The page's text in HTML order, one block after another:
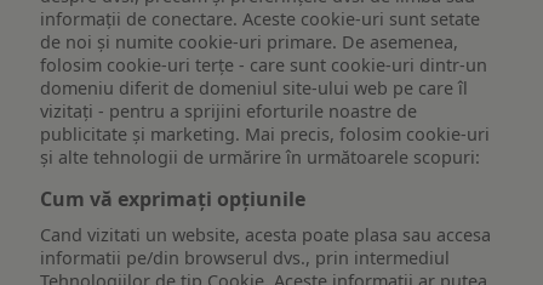
informații de conectare. Aceste cookie-uri sunt setate
de noi și numite cookie-uri primare. De asemenea,
folosim cookie-uri terțe - care sunt cookie-uri dintr-un
domeniu diferit de domeniul site-ului web pe care îl
vizitați - pentru a sprijini eforturile noastre de
publicitate și marketing. Mai precis, folosim cookie-uri
și alte tehnologii de urmărire în următoarele scopuri:
Cum vă exprimați opțiunile
Cand vizitati un website, acesta poate plasa sau accesa
informatii pe/din browserul dvs., prin intermediul